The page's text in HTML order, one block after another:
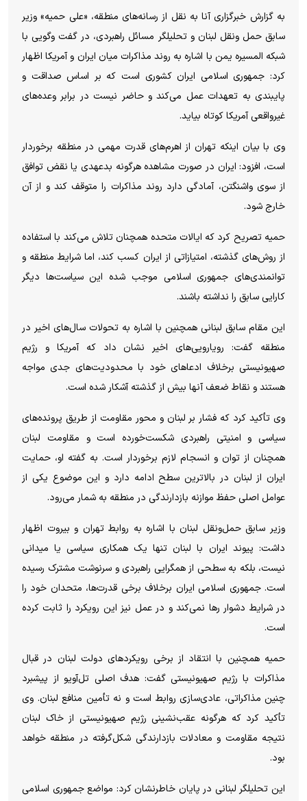
به گزارش خبرگزاری آنا به نقل از رسانه‌های منطقه، «علی حمیه» وزیر
سابق حمل ونقل لبنان و تحلیلگر مسائل راهبردی، در گفت وگویی با
شبکه المسیره یمن با اشاره به روند مذاکرات میان ایران و آمریکا اظهار
کرد: جمهوری اسلامی ایران کشوری است که بر اساس صداقت و
پایبندی به تعهدات عمل می‌کند و حاضر نیست در برابر وعده‌های
غیرواقعی آمریکا کوتاه بیاید.
وی با بیان اینکه تهران از اهرم‌های قدرت مهمی در منطقه برخوردار
است، افزود: ایران در صورت مشاهده هرگونه بدعهدی یا نقض توافق
از سوی واشنگتن، آمادگی دارد روند مذاکرات را متوقف کند و از آن
خارج شود.
حمیه تصریح کرد که ایالات متحده همچنان تلاش می‌کند با استفاده
از روش‌های گذشته، امتیازاتی از ایران کسب کند، اما شرایط منطقه و
توانمندی‌های جمهوری اسلامی موجب شده این سیاست‌ها دیگر
کارایی سابق را نداشته باشند.
این مقام سابق لبنانی همچنین با اشاره به تحولات سال‌های اخیر در
منطقه گفت: رویارویی‌های اخیر نشان داد که آمریکا و رژیم
صهیونیستی برخلاف ادعا‌های خود با محدودیت‌های جدی مواجه
هستند و نقاط ضعف آنها بیش از گذشته آشکار شده است.
وی تأکید کرد که فشار بر لبنان و محور مقاومت از طریق پرونده‌های
سیاسی و امنیتی راهبردی شکست‌خورده است و مقاومت لبنان
همچنان از توان و انسجام لازم برخوردار است. به گفته او، حمایت
ایران از لبنان در بالاترین سطح ادامه دارد و این موضوع یکی از
عوامل اصلی حفظ موازنه بازدارندگی در منطقه به شمار می‌رود.
وزیر سابق حمل‌ونقل لبنان با اشاره به روابط تهران و بیروت اظهار
داشت: پیوند ایران با لبنان تنها یک همکاری سیاسی یا میدانی
نیست، بلکه به سطحی از همگرایی راهبردی و سرنوشت مشترک رسیده
است. جمهوری اسلامی ایران برخلاف برخی قدرت‌ها، متحدان خود را
در شرایط دشوار رها نمی‌کند و در عمل نیز این رویکرد را ثابت کرده
است.
حمیه همچنین با انتقاد از برخی رویکرد‌های دولت لبنان در قبال
مذاکرات با رژیم صهیونیستی گفت: هدف اصلی تل‌آویو از پیشبرد
چنین مذاکراتی، عادی‌سازی روابط است و نه تأمین منافع لبنان. وی
تأکید کرد که هرگونه عقب‌نشینی رژیم صهیونیستی از خاک لبنان
نتیجه مقاومت و معادلات بازدارندگی شکل‌گرفته در منطقه خواهد
بود.
این تحلیلگر لبنانی در پایان خاطرنشان کرد: مواضع جمهوری اسلامی